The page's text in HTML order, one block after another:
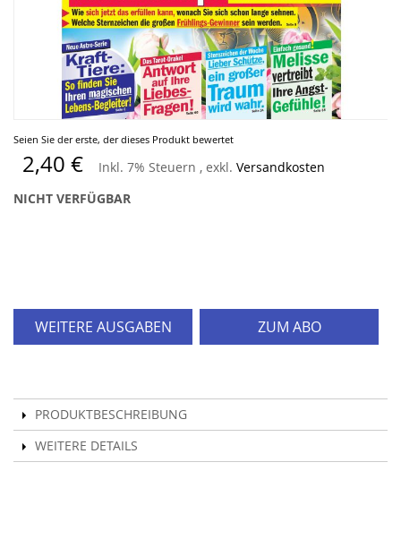
Seien Sie der erste, der dieses Produkt bewertet
2,40 € Inkl. 7% Steuern , exkl. Versandkosten
NICHT VERFÜGBAR
WEITERE AUSGABEN ZUM ABO
PRODUKTBESCHREIBUNG
WEITERE DETAILS
Zum
Anfang
der
Bildergalerie
springen